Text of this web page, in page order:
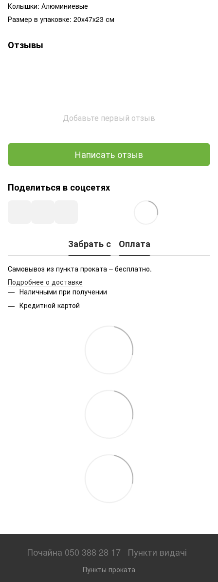
Колышки: Алюминиевые
Размер в упаковке: 20x47x23 см
Отзывы
Добавьте первый отзыв
Написать отзыв
Поделиться в соцсетях
Забрать с Оплата
Самовывоз из пункта проката – бесплатно.
Подробнее о доставке
Наличными при получении
Кредитной картой
Почайна 050 388 28 17 Пункти видачі
Пункты проката